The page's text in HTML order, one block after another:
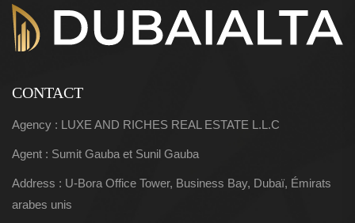
CONTACT
Agency : LUXE AND RICHES REAL ESTATE L.L.C
Agent : Sumit Gauba et Sunil Gauba
Address : U-Bora Office Tower, Business Bay, Dubaï, Émirats
arabes unis